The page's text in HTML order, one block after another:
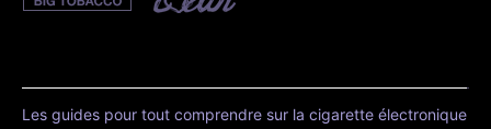
Les guides pour tout comprendre sur la cigarette électronique